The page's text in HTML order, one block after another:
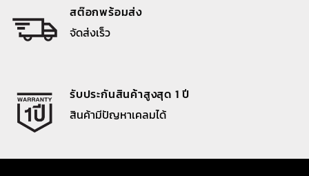
สต๊อกพร้อมส่ง
จัดส่งเร็ว
รับประกันสินค้าสูงสุด 1 ปี
สินค้ามีปัญหาเคลมได้